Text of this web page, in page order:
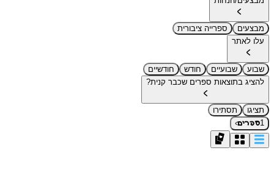
מבצעים
ספרייה ציבורית
עלו לאתר
שבוע שבועיים חודש
חודשיים
להציג בתוצאות ספרים שכבר קנית?
תציגו
תסתירו
1ספרים›